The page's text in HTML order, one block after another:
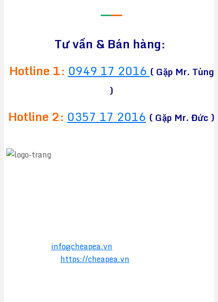
——
Tư vấn & Bán hàng:
Hotline 1: 0949 17 2016 ( Gặp Mr. Tùng
)
Hotline 2: 0357 17 2016 ( Gặp Mr. Đức )
info@cheapea.vn
https://cheapea.vn